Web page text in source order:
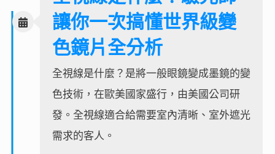
讓你一次搞懂世界級變
色鏡片全分析
全視線是什麼？是將一般眼鏡變成墨鏡的變
色技術，在歐美國家盛行，由美國公司研
發。全視線適合給需要室內清晰、室外遮光
需求的客人。